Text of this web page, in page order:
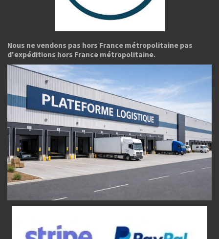
Nous ne vendons pas hors France métropolitaine pas
d'expéditions hors France métropolitaine.